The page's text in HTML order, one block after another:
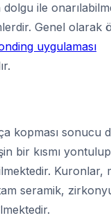
dolgu ile
Genel olarak
uygulaması
kopması sonucu
bir kısmı
Kuronlar,
seramik,